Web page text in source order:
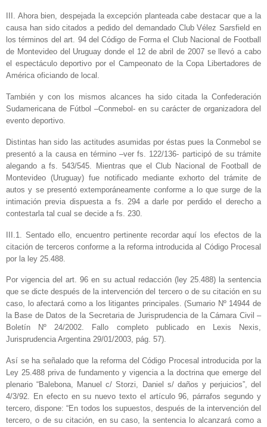
III. Ahora bien, despejada la excepción planteada cabe destacar que a la
causa han sido citados a pedido del demandado Club Vélez Sarsfield en
los términos del art. 94 del Código de Forma el Club Nacional de Football
de Montevideo del Uruguay donde el 12 de abril de 2007 se llevó a cabo
el espectáculo deportivo por el Campeonato de la Copa Libertadores de
América oficiando de local.
También y con los mismos alcances ha sido citada la Confederación
Sudamericana de Fútbol –Conmebol- en su carácter de organizadora del
evento deportivo.
Distintas han sido las actitudes asumidas por éstas pues la Conmebol se
presentó a la causa en término –ver fs. 122/136- participó de su trámite
alegando a fs. 543/545. Mientras que el Club Nacional de Football de
Montevideo (Uruguay) fue notificado mediante exhorto del trámite de
autos y se presentó extemporáneamente conforme a lo que surge de la
intimación previa dispuesta a fs. 294 a darle por perdido el derecho a
contestarla tal cual se decide a fs. 230.
III.1. Sentado ello, encuentro pertinente recordar aquí los efectos de la
citación de terceros conforme a la reforma introducida al Código Procesal
por la ley 25.488.
Por vigencia del art. 96 en su actual redacción (ley 25.488) la sentencia
que se dicte después de la intervención del tercero o de su citación en su
caso, lo afectará como a los litigantes principales. (Sumario Nº 14944 de
la Base de Datos de la Secretaria de Jurisprudencia de la Cámara Civil –
Boletín Nº 24/2002. Fallo completo publicado en Lexis Nexis,
Jurisprudencia Argentina 29/01/2003, pág. 57).
Así se ha señalado que la reforma del Código Procesal introducida por la
Ley 25.488 priva de fundamento y vigencia a la doctrina que emerge del
plenario “Balebona, Manuel c/ Storzi, Daniel s/ daños y perjuicios”, del
4/3/92. En efecto en su nuevo texto el artículo 96, párrafos segundo y
tercero, dispone: “En todos los supuestos, después de la intervención del
tercero, o de su citación, en su caso, la sentencia lo alcanzará como a